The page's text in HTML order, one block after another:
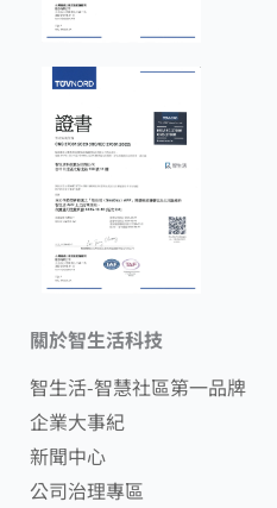
關於智生活科技
智生活-智慧社區第一品牌
企業大事紀
新聞中心
公司治理專區